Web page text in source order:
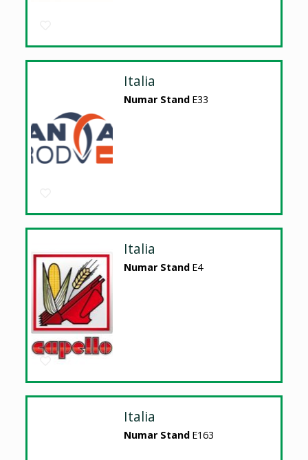
Italia
Numar Stand E33
Italia
Numar Stand E4
Italia
Numar Stand E163